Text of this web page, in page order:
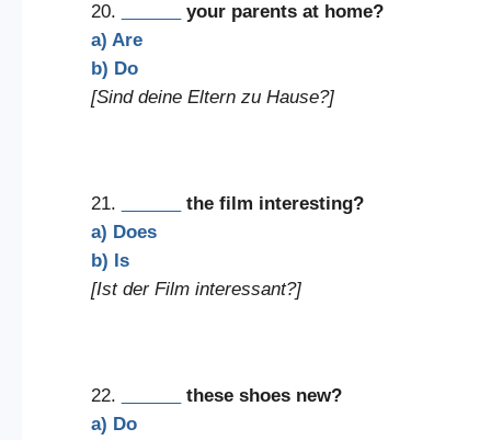
20.
your parents at home?
a) Are
b) Do
[Sind deine Eltern zu Hause?]
21.
the film interesting?
a) Does
b) Is
[Ist der Film interessant?]
22.
these shoes new?
a) Do